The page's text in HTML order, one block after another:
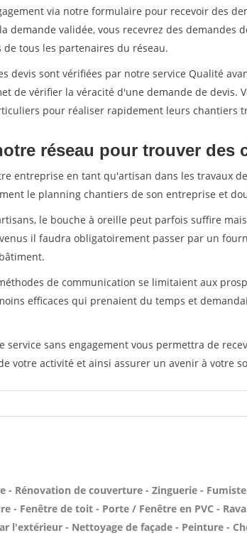
via notre formulaire pour recevoir des
demande validée, vous recevrez des demandes
tous les partenaires du réseau.
devis sont vérifiées par notre service Qualité
de vérifier la véracité d'une demande de devis.
pour réaliser rapidement leurs chantiers
réseau pour trouver des
entreprise en tant qu'artisan dans les travaux
le planning chantiers de son entreprise et
le bouche à oreille peut parfois suffire
il faudra obligatoirement passer par un
de communication se limitaient aux
efficaces qui prenaient du temps et
service sans engagement vous permettra de
votre activité et ainsi assurer un avenir à votre
- Rénovation de couverture - Zinguerie -
- Fenêtre de toit - Porte / Fenêtre en PVC -
l'extérieur - Nettoyage de façade - Peinture -